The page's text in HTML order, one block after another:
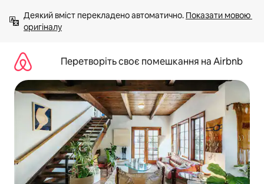
вмісту
Деякий вміст перекладено автоматично. Показати мовою
оригіналу
Перетворіть своє помешкання на Airbnb